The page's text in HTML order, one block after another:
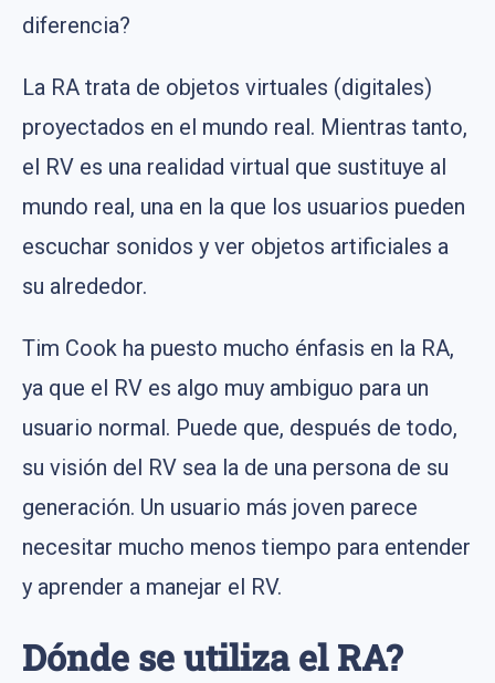
diferencia?
La RA trata de objetos virtuales (digitales)
proyectados en el mundo real. Mientras tanto,
el RV es una realidad virtual que sustituye al
mundo real, una en la que los usuarios pueden
escuchar sonidos y ver objetos artificiales a
su alrededor.
Tim Cook ha puesto mucho énfasis en la RA,
ya que el RV es algo muy ambiguo para un
usuario normal. Puede que, después de todo,
su visión del RV sea la de una persona de su
generación. Un usuario más joven parece
necesitar mucho menos tiempo para entender
y aprender a manejar el RV.
Dónde se utiliza el RA?